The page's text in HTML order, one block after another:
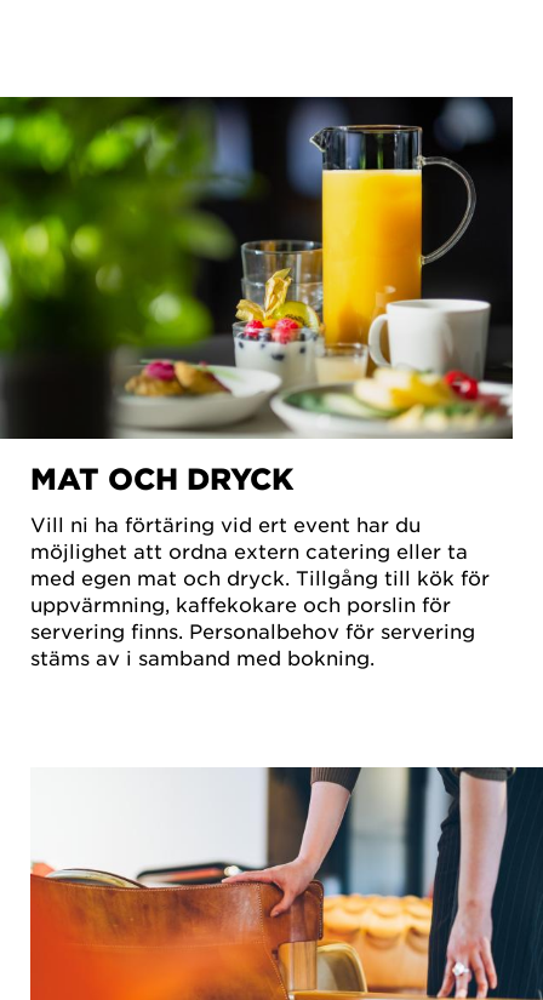
MAT OCH DRYCK
Vill ni ha förtäring vid ert event har du
möjlighet att ordna extern catering eller ta
med egen mat och dryck. Tillgång till kök för
uppvärmning, kaffekokare och porslin för
servering finns. Personalbehov för servering
stäms av i samband med bokning.